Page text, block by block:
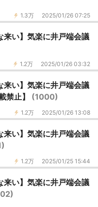
1.3万 2025/01/26 07:25
い】気楽に井戸端会議
1.2万 2025/01/26 03:32
い】気楽に井戸端会議
禁止】 (1000)
1.2万 2025/01/26 13:08
い】気楽に井戸端会議
1.2万 2025/01/25 15:44
い】気楽に井戸端会議